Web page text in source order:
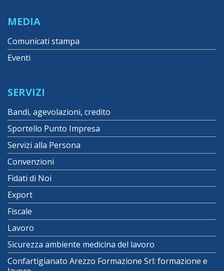
MEDIA
Comunicati stampa
Eventi
SERVIZI
Bandi, agevolazioni, credito
Sportello Punto Impresa
Servizi alla Persona
Convenzioni
Fidati di Noi
Export
Fiscale
Lavoro
Sicurezza ambiente medicina del lavoro
Confartigianato Arezzo Formazione Srl: formazione e